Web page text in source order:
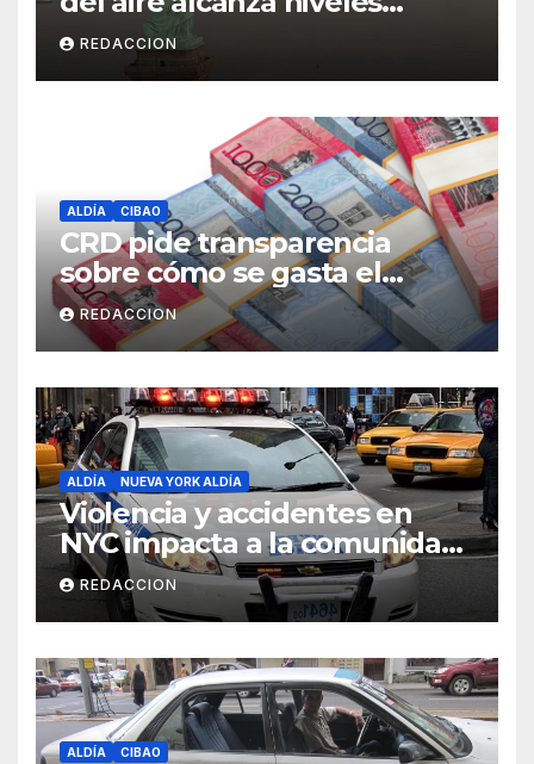
peligrosos en NYC
REDACCION
ALDÍA CIBAO
CRD pide transparencia
sobre cómo se gasta el
dinero del Seguro Familiar de
Salud
REDACCION
ALDÍA NUEVA YORK ALDÍA
Violencia y accidentes en
NYC impacta a la comunidad
dominicana
REDACCION
ALDÍA CIBAO